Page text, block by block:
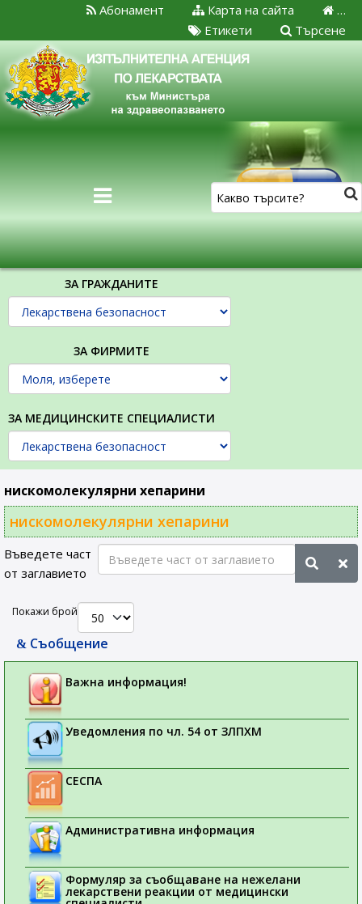
…
Карта на сайта
Абонамент
Търсене
Етикети
ЗА ГРАЖДАНИТЕ
ЗА ФИРМИТЕ
ЗА МЕДИЦИНСКИТЕ СПЕЦИАЛИСТИ
нискомолекулярни хепарини
нискомолекулярни хепарини
Въведете част
от заглавието
Покажи брой
Съобщение
Важна информация!
Уведомления по чл. 54 от ЗЛПХМ
СЕСПА
Административна информация
Формуляр за съобщаване на нежелани
лекарствени реакции от медицински